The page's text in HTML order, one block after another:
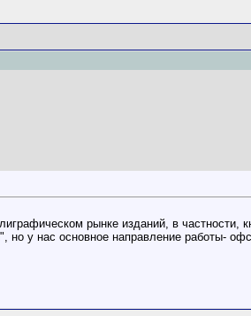
рынке изданий, в частности,
но у нас основное направление работы-